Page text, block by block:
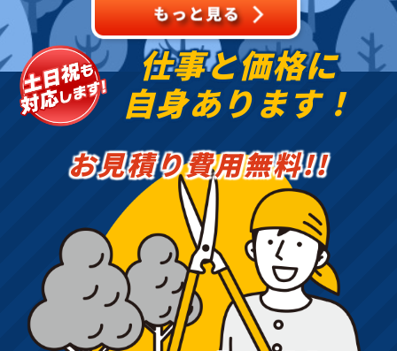
仕事と価格に
自身あります！
お見積り費用無料!!